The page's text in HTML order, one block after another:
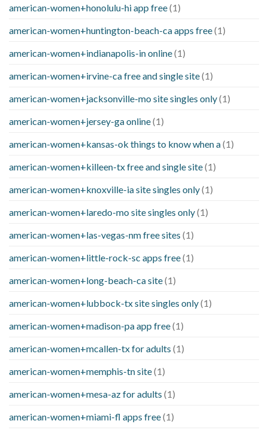
american-women+honolulu-hi app free(1)
american-women+huntington-beach-ca apps free(1)
american-women+indianapolis-in online(1)
american-women+irvine-ca free and single site(1)
american-women+jacksonville-mo site singles only(1)
american-women+jersey-ga online(1)
american-women+kansas-ok things to know when a(1)
american-women+killeen-tx free and single site(1)
american-women+knoxville-ia site singles only(1)
american-women+laredo-mo site singles only(1)
american-women+las-vegas-nm free sites (1)
american-women+little-rock-sc apps free(1)
american-women+long-beach-ca site(1)
american-women+lubbock-tx site singles only(1)
american-women+madison-pa app free(1)
american-women+mcallen-tx for adults (1)
american-women+memphis-tn site(1)
american-women+mesa-az for adults (1)
american-women+miami-fl apps free(1)